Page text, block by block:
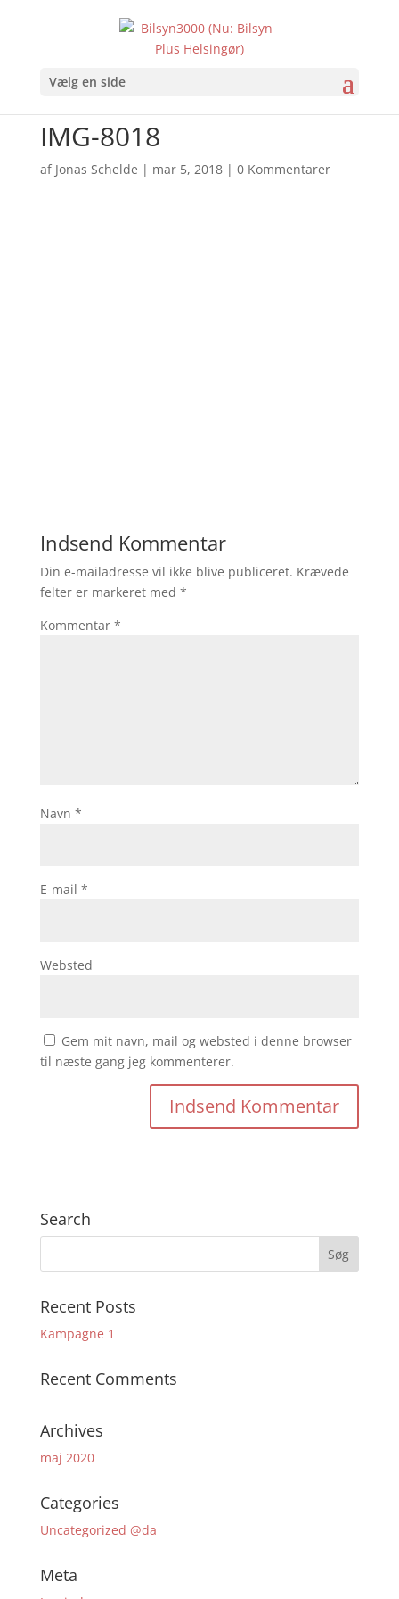
Vælg en side
IMG-8018
af Jonas Schelde | mar 5, 2018| 0 Kommentarer
Indsend Kommentar
Din e-mailadresse vil ikke blive publiceret. Krævede
felter er markeret med *
Kommentar *
Navn *
E-mail *
Websted
Gem mit navn, mail og websted i denne browser
til næste gang jeg kommenterer.
Search
Recent Posts
Kampagne 1
Recent Comments
Archives
maj 2020
Categories
Uncategorized @da
Meta